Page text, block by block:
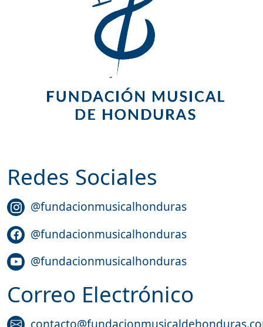
Redes Sociales
@fundacionmusicalhonduras
@fundacionmusicalhonduras
@fundacionmusicalhonduras
Correo Electrónico